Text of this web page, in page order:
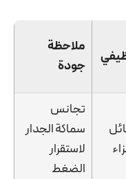
ملاحظة
جودة
تجانس
سماكة الجدار
لاستقرار
الضغط